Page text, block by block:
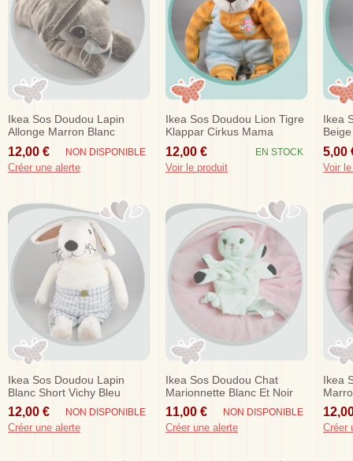
Ikea Sos Doudou Lapin
Allonge Marron Blanc
12,00 € NON DISPONIBLE
Créer une alerte
Ikea Sos Doudou Lion Tigre
Klappar Cirkus Mama
Orange Bleu
12,00 € EN STOCK
Voir le produit
Ikea
Bleu
5,00
Voir
Ikea Sos Doudou Lapin
Blanc Short Vichy Bleu
Skogshare
12,00 € NON DISPONIBLE
Créer une alerte
Ikea Sos Doudou Chat
Marionnette Blanc Et Noir
Klappar Djur
11,00 € NON DISPONIBLE
Créer une alerte
Ikea
Créer